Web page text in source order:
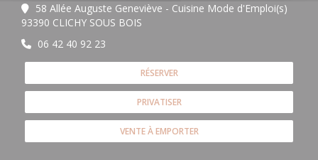
58 Allée Auguste Geneviève - Cuisine Mode d'Emploi(s)
93390 CLICHY SOUS BOIS
06 42 40 92 23
RÉSERVER
PRIVATISER
VENTE À EMPORTER